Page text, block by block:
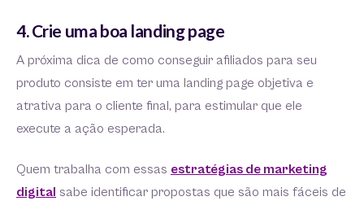
4. Crie uma boa landing page
A próxima dica de como conseguir afiliados para seu
produto consiste em ter uma landing page objetiva e
atrativa para o cliente final, para estimular que ele
execute a ação esperada.
Quem trabalha com essas estratégias de marketing
digital sabe identificar propostas que são mais fáceis de